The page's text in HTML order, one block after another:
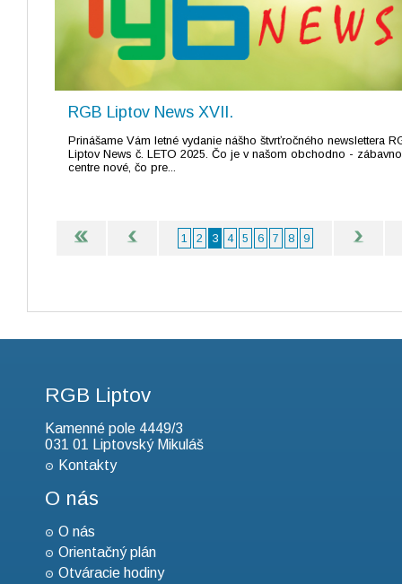
RGB Liptov News XVII.
Prinášame Vám letné vydanie nášho štvrťročného newslettera
Liptov News č. LETO 2025. Čo je v našom obchodno -
centre nové, čo pre...
1 2 3 4 5 6 7 8 9
RGB Liptov
Kamenné pole 4449/3
031 01 Liptovský Mikuláš
Kontakty
O nás
O nás
Orientačný plán
Otváracie hodiny